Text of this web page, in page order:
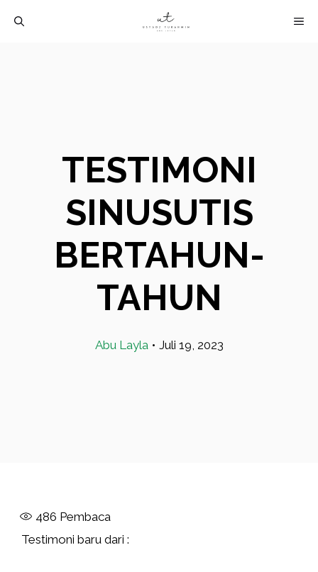
TESTIMONI
SINUSUTIS
BERTAHUN-
TAHUN
Abu Layla • Juli 19, 2023
486 Pembaca
Testimoni baru dari :